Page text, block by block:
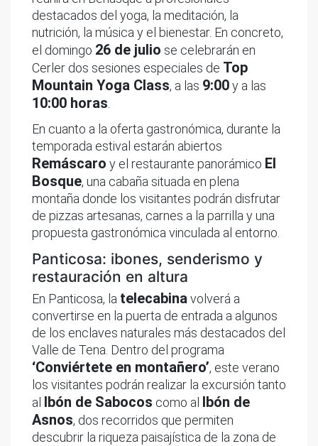
destacados del yoga, la meditación, la
nutrición, la música y el bienestar. En concreto,
el domingo 26 de julio se celebrarán en
Cerler dos sesiones especiales de Top
Mountain Yoga Class, a las 9:00y a las
10:00 horas.
En cuanto a la oferta gastronómica, durante la
temporada estival estarán abiertos
Remáscaro y el restaurante panorámico El
Bosque, una cabaña situada en plena
montaña donde los visitantes podrán disfrutar
de pizzas artesanas, carnes a la parrilla y una
propuesta gastronómica vinculada al entorno.
Panticosa: ibones, senderismo y
restauración en altura
En Panticosa, la telecabinavolverá a
convertirse en la puerta de entrada a algunos
de los enclaves naturales más destacados del
Valle de Tena. Dentro del programa
‘Conviértete en montañero’, este verano
los visitantes podrán realizar la excursión tanto
al
Ibón de Sabocos como al
Ibón de
Asnos, dos recorridos que permiten
descubrir la riqueza paisajística de la zona de